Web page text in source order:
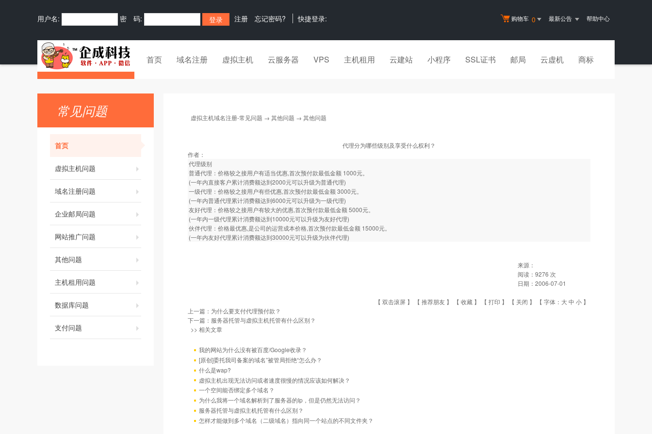
购物车 0 最新公告 帮助中心
用户名: 密 码: 注册 忘记密码? 快捷登录:
首页 域名注册 虚拟主机 云服务器 VPS 主机租用 云建站 小程序 SSL证书 邮局 云虚机 商标
常见问题
首页
虚拟主机问题
域名注册问题
企业邮局问题
网站推广问题
其他问题
主机租用问题
数据库问题
支付问题
虚拟主机域名注册-常见问题 → 其他问题 → 其他问题
代理分为哪些级别及享受什么权利？
作者：
代理级别
普通代理：价格较之接用户有适当优惠,首次预付款最低金额 1000元。
(一年内直接客户累计消费额达到2000元可以升级为普通代理)
一级代理：价格较之接用户有些优惠,首次预付款最低金额 3000元。
(一年内普通代理累计消费额达到6000元可以升级为一级代理)
友好代理：价格较之接用户有较大的优惠,首次预付款最低金额 5000元。
(一年内一级代理累计消费额达到10000元可以升级为友好代理)
伙伴代理：价格最优惠,是公司的运营成本价格,首次预付款最低金额 15000元。
(一年内友好代理累计消费额达到30000元可以升级为伙伴代理)
来源：
阅读： 9276 次
日期： 2006-07-01
【 双击滚屏 】 【 推荐朋友 】 【 收藏 】 【 打印 】 【 关闭 】 【 字体： 大中 小 】
上一篇： 为什么要支付代理预付款？
下一篇： 服务器托管与虚拟主机托管有什么区别？
>> 相关文章
我的网站为什么没有被百度/Google收录？
[原创]委托我司备案的域名”被管局拒绝“怎么办？
什么是wap?
虚拟主机出现无法访问或者速度很慢的情况应该如何解决？
一个空间能否绑定多个域名？
为什么我将一个域名解析到了服务器的Ip，但是仍然无法访问？
服务器托管与虚拟主机托管有什么区别？
怎样才能做到多个域名（二级域名）指向同一个站点的不同文件夹？